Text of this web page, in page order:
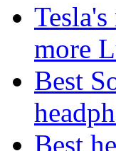
more
Best
Best